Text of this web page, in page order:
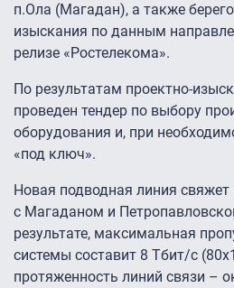
п.Ола (Магадан), а также
изыскания по данным
релизе «Ростелекома».
По результатам проектно-
проведен тендер по выбору
оборудования и, при
«под ключ».
Новая подводная линия
с Магаданом и
результате, максимальная
системы составит 8 Тбит/с
протяженность линий связи –